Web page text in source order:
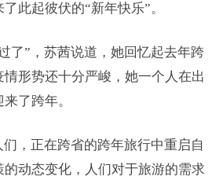
此起彼伏的“新年快乐”。
了”，苏茜说道，她回忆起去年跨
形势还十分严峻，她一个人在出
了跨年。
，正在跨省的跨年旅行中重启自
动态变化，人们对于旅游的需求